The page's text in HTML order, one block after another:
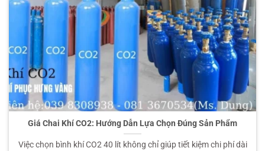
Giá Chai Khí CO2: Hướng Dẫn Lựa Chọn Đúng Sản Phẩm
Việc chọn bình khí CO2 40 lít không chỉ giúp tiết kiệm chi phí dài